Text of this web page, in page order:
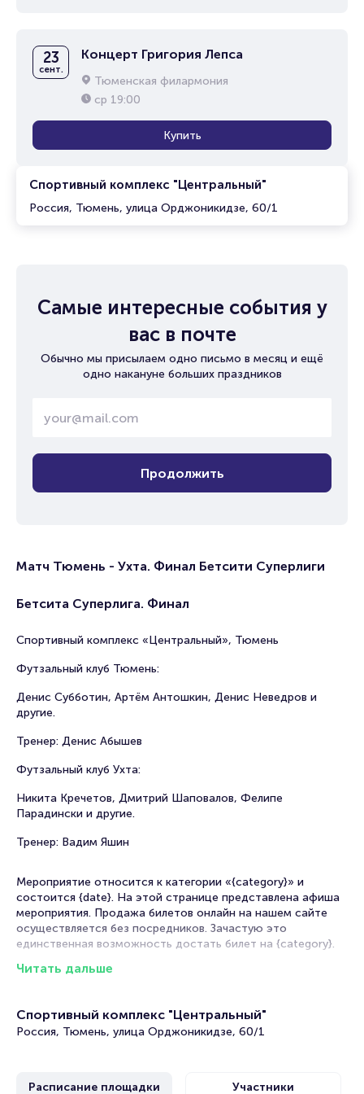
Спортивный комплекс "Центральный"
Россия, Тюмень, улица Орджоникидзе, 60/1
23
сент.
Концерт Григория Лепса
Тюменская филармония
ср 19:00
Купить
Самые интересные события у
вас в почте
Обычно мы присылаем одно письмо в месяц и ещё
одно накануне больших праздников
Продолжить
Матч Тюмень - Ухта. Финал Бетсити Суперлиги
Бетсита Суперлига. Финал
Спортивный комплекс «Центральный», Тюмень
Футзальный клуб Тюмень:
Денис Субботин, Артём Антошкин, Денис Неведров и
другие.
Тренер: Денис Абышев
Футзальный клуб Ухта:
Никита Кречетов, Дмитрий Шаповалов, Фелипе
Парадински и другие.
Тренер: Вадим Яшин
Мероприятие относится к категории «{category}» и
состоится {date}. На этой странице представлена афиша
мероприятия. Продажа билетов онлайн на нашем сайте
осуществляется без посредников. Зачастую это
единственная возможность достать билет на {category}.
{name} {city-in}: купить билеты онлайн
Portalbilet – удобный и надежный сервис для покупки и
продажи билетов на мероприятия разного формата.
Среднее время на покупку билета здесь начиная с выбора
спортивные события пользуются большой популярностью
Читать дальше
Спортивный комплекс "Центральный"
Россия, Тюмень, улица Орджоникидзе, 60/1
Расписание площадки Участники